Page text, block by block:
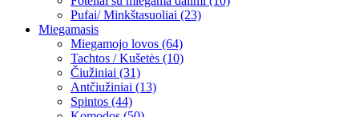
Pufai/ Minkštasuoliai (23)
Miegamasis
Miegamojo lovos (64)
Tachtos / Kušetės (10)
Čiužiniai (31)
Antčiužiniai (13)
Spintos (44)